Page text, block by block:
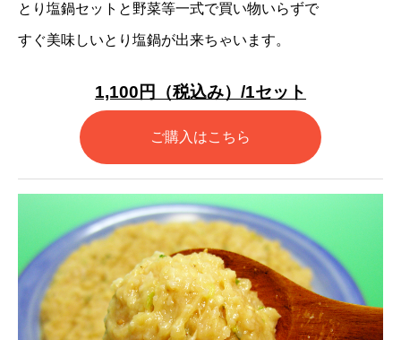
とり塩鍋セットと野菜等一式で買い物いらずで
すぐ美味しいとり塩鍋が出来ちゃいます。
1,100円（税込み）/1セット
ご購入はこちら